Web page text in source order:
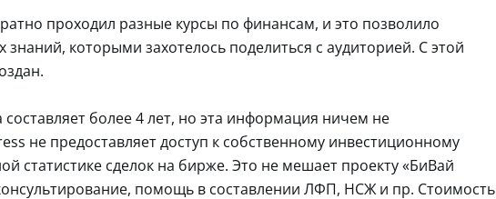
проходил разные курсы по финансам, и это позволило
которыми захотелось поделиться с аудиторией. С этой
более 4 лет, но эта информация ничем не
не предоставляет доступ к собственному инвестиционному
статистике сделок на бирже. Это не мешает проекту «БиВай
помощь в составлении ЛФП, НСЖ и пр. Стоимость